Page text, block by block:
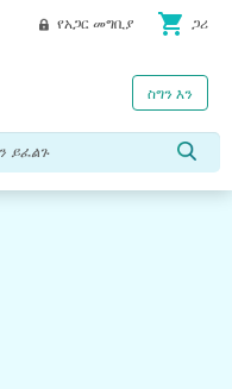
የአጋር መግቢያ shopping_cart ጋሪ
ስግን እን